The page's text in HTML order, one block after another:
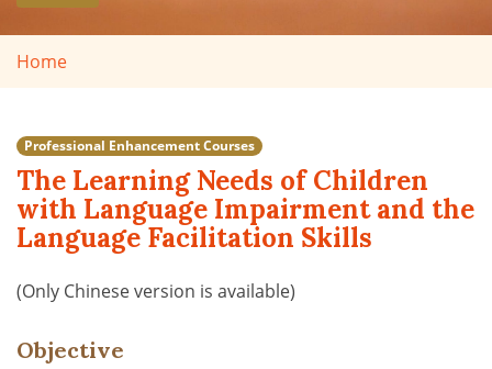
Home
Professional Enhancement Courses
The Learning Needs of Children
with Language Impairment and the
Language Facilitation Skills
(Only Chinese version is available)
Objective